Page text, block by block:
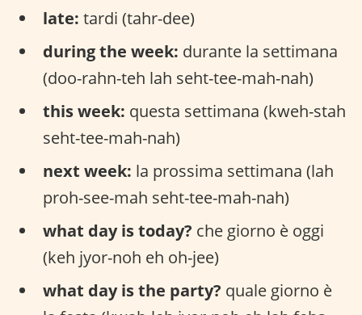
late: tardi (tahr-dee)
during the week: durante la settimana
(doo-rahn-teh lah seht-tee-mah-nah)
this week: questa settimana (kweh-stah
seht-tee-mah-nah)
next week: la prossima settimana (lah
proh-see-mah seht-tee-mah-nah)
what day is today? che giorno è oggi
(keh jyor-noh eh oh-jee)
what day is the party? quale giorno è